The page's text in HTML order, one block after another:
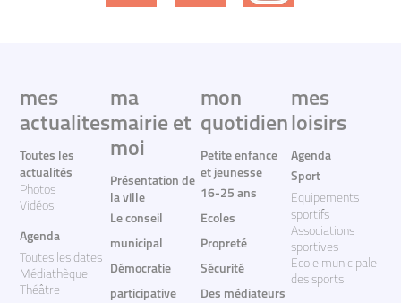
mes
actualites
Toutes les
actualités
Photos
Vidéos
Agenda
Toutes les dates
Médiathèque
Théâtre
ma
mairie et
moi
Présentation de
la ville
Le conseil
municipal
Démocratie
participative
mon
quotidien
Petite enfance
et jeunesse
16-25 ans
Ecoles
Propreté
Sécurité
Des médiateurs
mes
loisirs
Agenda
Sport
Equipements
sportifs
Associations
sportives
Ecole municipale
des sports